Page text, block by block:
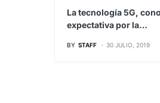
La tecnología 5G,
expectativa por la…
BY STAFF 30 JULIO, 2019